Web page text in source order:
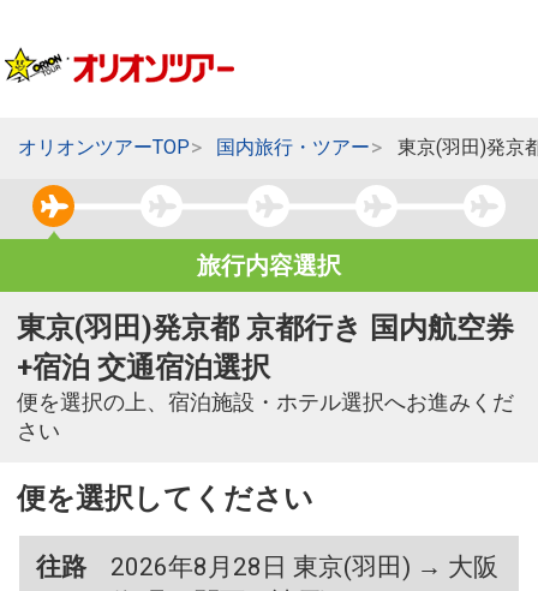
オリオンツアーTOP 国内旅行・ツアー 東京(羽田)発京
旅行内容選択
東京(羽田)発京都 京都行き 国内航空券
+宿泊 交通宿泊選択
便を選択の上、宿泊施設・ホテル選択へお進みくだ
さい
便を選択してください
往路
2026年8月28日 東京(羽田) → 大阪